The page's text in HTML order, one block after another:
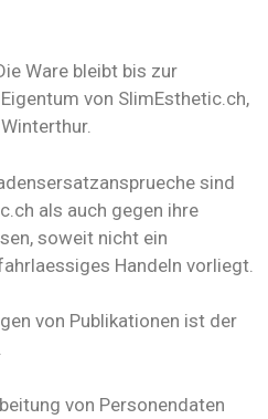
Ware bleibt bis zur
von SlimEsthetic.ch,
sind
als auch gegen ihre
soweit nicht ein
Handeln vorliegt.
von Publikationen ist der
von Personendaten